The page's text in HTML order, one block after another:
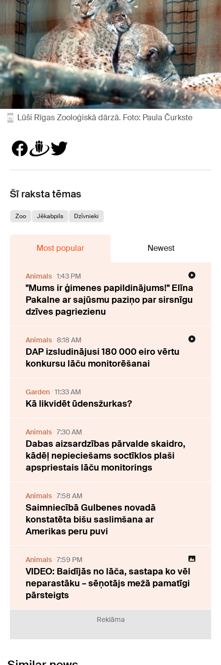
Lūši Rīgas Zooloģiskā dārzā. Foto: Paula Čurkste
Šī raksta tēmas
Zoo Jēkabpils Dzīvnieki
Most popular Newest
Animals 1:43 PM
"Mums ir ģimenes papildinājums!" Elīna
Pakalne ar sajūsmu paziņo par sirsnīgu
dzīves pagriezienu
Animals 8:18 AM
DAP izsludinājusi 180 000 eiro vērtu
konkursu lāču monitorēšanai
Garden 11:33 AM
Kā likvidēt ūdensžurkas?
Animals 7:30 AM
Dabas aizsardzības pārvalde skaidro,
kādēļ nepieciešams soctīklos plaši
apspriestais lāču monitorings
Animals 7:58 AM
Saimniecībā Gulbenes novadā
konstatēta bišu saslimšana ar
Amerikas peru puvi
Animals 7:59 PM
VIDEO: Baidījās no lāča, sastapa ko vēl
neparastāku – sēņotājs mežā pamatīgi
pārsteigts
Reklāma